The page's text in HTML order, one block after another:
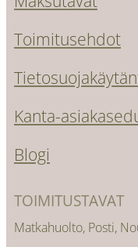
Toimitusehdot
Kanta-
Blogi
TOIMITUSTAVAT
Matkahuolto, Posti,